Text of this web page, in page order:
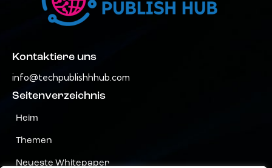
Kontaktiere uns
info@techpublishhhub.com
Seitenverzeichnis
Heim
Themen
Neueste Whitepaper